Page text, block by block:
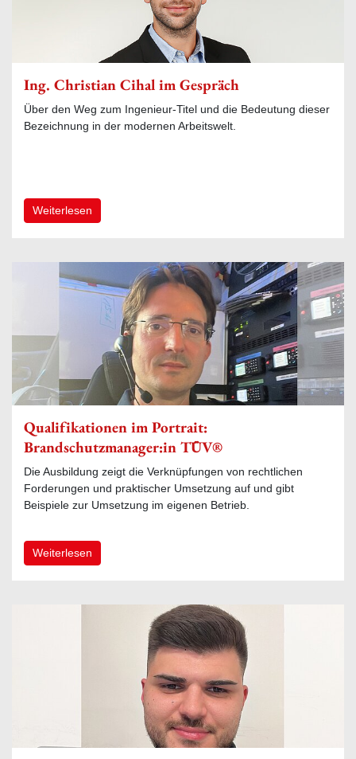
Ing. Christian Cihal im Gespräch
Über den Weg zum Ingenieur-Titel und die Bedeutung dieser
Bezeichnung in der modernen Arbeitswelt.
Weiterlesen
Qualifikationen im Portrait:
Brandschutzmanager:in TÜV®
Die Ausbildung zeigt die Verknüpfungen von rechtlichen
Forderungen und praktischer Umsetzung auf und gibt
Beispiele zur Umsetzung im eigenen Betrieb.
Weiterlesen